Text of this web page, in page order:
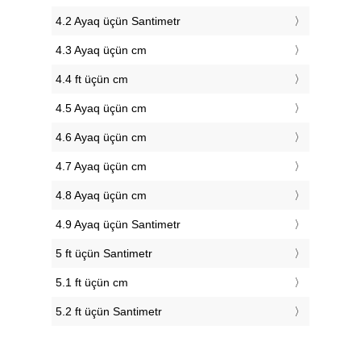
4.2 Ayaq üçün Santimetr
4.3 Ayaq üçün cm
4.4 ft üçün cm
4.5 Ayaq üçün cm
4.6 Ayaq üçün cm
4.7 Ayaq üçün cm
4.8 Ayaq üçün cm
4.9 Ayaq üçün Santimetr
5 ft üçün Santimetr
5.1 ft üçün cm
5.2 ft üçün Santimetr